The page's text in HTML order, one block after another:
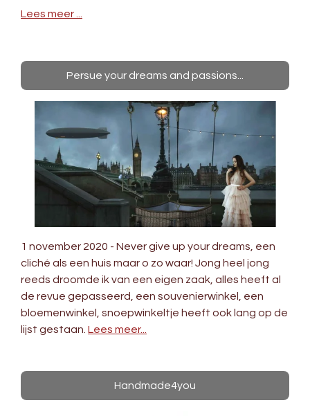
Lees meer ...
Persue your dreams and passions...
1 november 2020 - Never give up your dreams, een
cliché als een huis maar o zo waar! Jong heel jong
reeds droomde ik van een eigen zaak, alles heeft al
de revue gepasseerd, een souvenierwinkel, een
bloemenwinkel, snoepwinkeltje heeft ook lang op de
lijst gestaan. Lees meer...
Handmade4you